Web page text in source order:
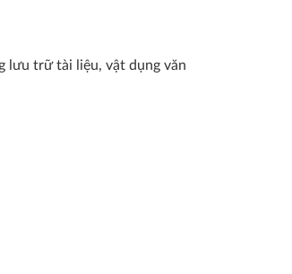
lưu trữ tài liệu, vật dụng văn